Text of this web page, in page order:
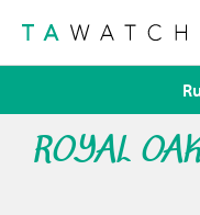
ROYAL